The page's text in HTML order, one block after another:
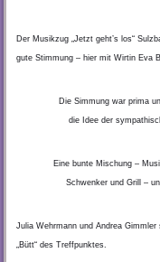
Der Musikzug „Jetzt geht’s los“
gute Stimmung – hier mit Wirtin Eva
Die Simmung war prima
die Idee der
Eine bunte Mischung –
Schwenker und Grill –
Julia Wehrmann und Andrea Gimmler
„Bütt“ des Treffpunktes.